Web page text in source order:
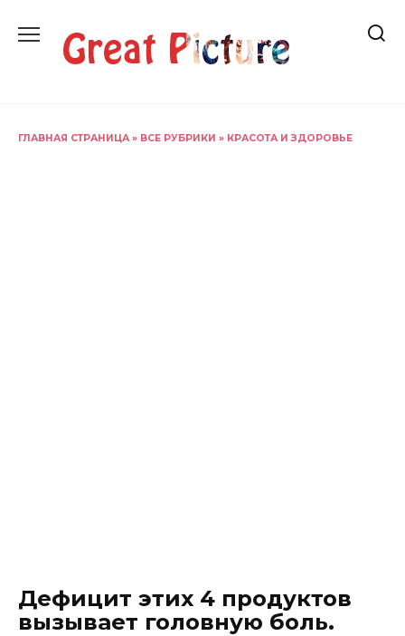
содержанию
ГЛАВНАЯ СТРАНИЦА » ВСЕ РУБРИКИ » КРАСОТА И ЗДОРОВЬЕ
Дефицит этих 4 продуктов
вызывает головную боль.